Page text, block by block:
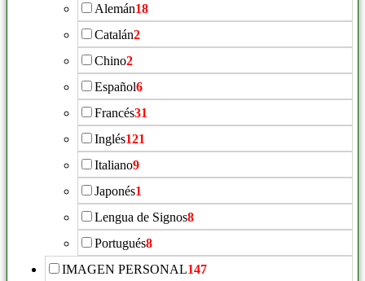
Alemán18
Catalán2
Chino2
Español6
Francés31
Inglés121
Italiano9
Japonés1
Lengua de Signos8
Portugués8
IMAGEN PERSONAL147